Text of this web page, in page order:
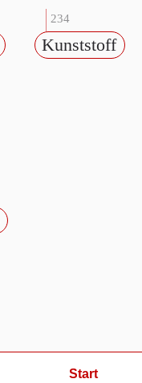
234
Kunststoff
Start